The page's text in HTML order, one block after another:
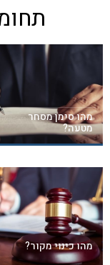
מהו סימן מסחר
מטעה?
מהו כינוי מקור?